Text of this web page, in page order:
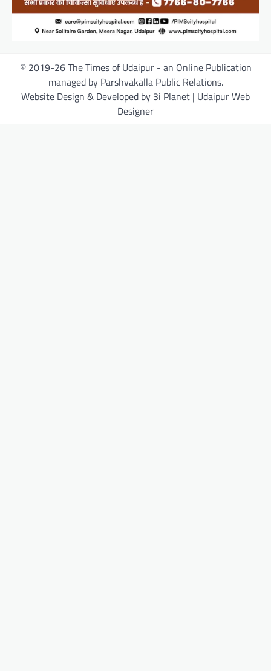
© 2019-26 The Times of Udaipur - an Online Publication
managed by Parshvakalla Public Relations.
Website Design & Developed by 3i Planet | Udaipur Web
Designer